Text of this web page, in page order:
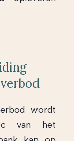
wordt
van het